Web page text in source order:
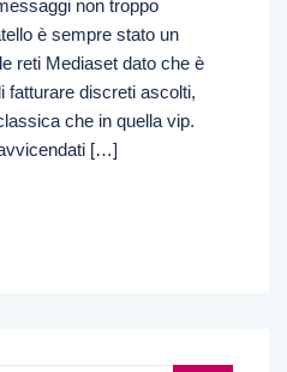
non troppo
è sempre stato un
reti Mediaset dato che è
fatturare discreti ascolti,
che in quella vip.
[…]